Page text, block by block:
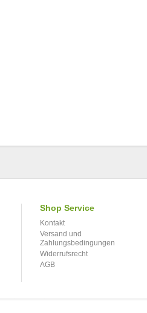
Shop Service
Kontakt
Versand und
Zahlungsbedingungen
Widerrufsrecht
AGB